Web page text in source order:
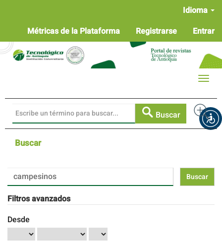
Contenido
principal
Barra
lateral
Idioma
Métricas de la Plataforma
Registrarse Entrar
Buscar
Toggle
Buscar
Buscar
artículos
por
Filtros avanzados
Desde